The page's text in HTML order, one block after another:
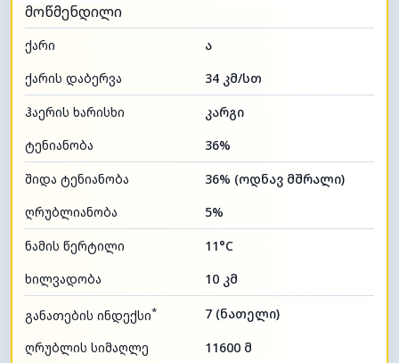
მოწმენდილი
ქარი
ა
ქარის დაბერვა
34 კმ/სთ
ჰაერის ხარისხი
კარგი
ტენიანობა
36%
შიდა ტენიანობა
36% (ოდნავ მშრალი)
ღრუბლიანობა
5%
ნამის წერტილი
11°C
ხილვადობა
10 კმ
განათების ინდექსი* 7 (ნათელი)
ღრუბლის სიმაღლე 11600 მ